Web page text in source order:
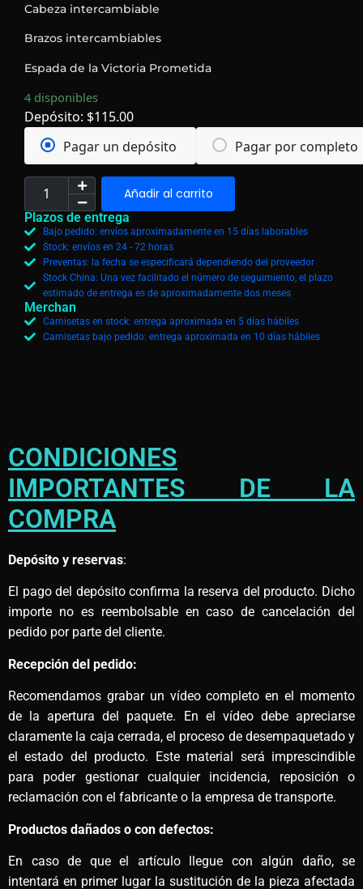
Cabeza intercambiable
Brazos intercambiables
Espada de la Victoria Prometida
4 disponibles
Depósito: $115.00
Pagar por completo
Pagar un depósito
Añadir al carrito
Plazos de entrega
Bajo pedido: envíos aproximadamente en 15 días laborables
Stock: envíos en 24 - 72 horas
Preventas: la fecha se especificará dependiendo del proveedor
Stock China: Una vez facilitado el número de seguimiento, el plazo
estimado de entrega es de aproximadamente dos meses
Merchan
Camisetas en stock: entrega aproximada en 5 días hábiles
Camisetas bajo pedido: entrega aproximada en 10 días hábiles
CONDICIONES
IMPORTANTES DE LA
COMPRA
Depósito y reservas:
El pago del depósito confirma la reserva del producto. Dicho
importe no es reembolsable en caso de cancelación del
pedido por parte del cliente.
Recepción del pedido:
Recomendamos grabar un vídeo completo en el momento
de la apertura del paquete. En el vídeo debe apreciarse
claramente la caja cerrada, el proceso de desempaquetado y
el estado del producto. Este material será imprescindible
para poder gestionar cualquier incidencia, reposición o
reclamación con el fabricante o la empresa de transporte.
Productos dañados o con defectos:
En caso de que el artículo llegue con algún daño, se
intentará en primer lugar la sustitución de la pieza afectada